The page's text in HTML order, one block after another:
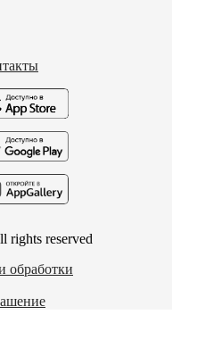
rights reserved
обработки